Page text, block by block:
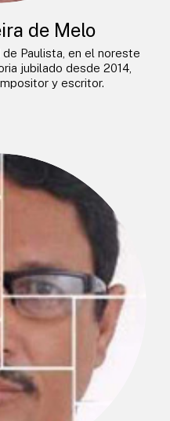
de Melo
Paulista, en el noreste
jubilado desde 2014,
y escritor.